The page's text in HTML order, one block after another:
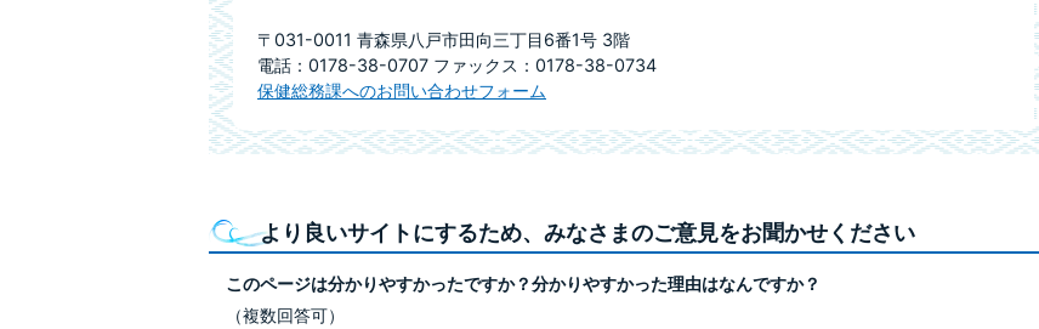
〒031-0011 青森県八戸市田向三丁目6番1号 3階
電話：0178-38-0707 ファックス：0178-38-0734
保健総務課へのお問い合わせフォーム
より良いサイトにするため、みなさまのご意見をお聞かせください
このページは分かりやすかったですか？分かりやすかった理由はなんですか？
（複数回答可）